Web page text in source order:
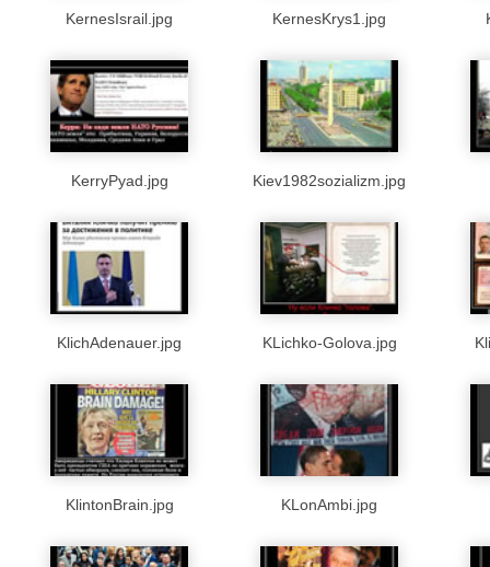
KernesIsrail.jpg KernesKrys1.jpg
KerryPyad.jpg Kiev1982sozializm.jpg
KlichAdenauer.jpg KLichko-Golova.jpg
KlintonBrain.jpg KLonAmbi.jpg